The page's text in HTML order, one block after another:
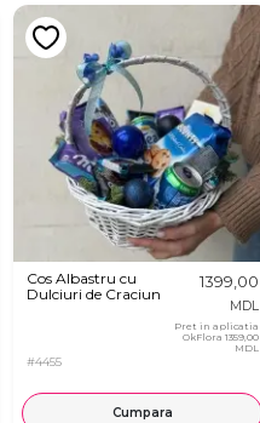
Cos Albastru cu
Dulciuri de Craciun
#4455
1399,00
MDL
Pret in aplicatia
OkFlora 1359,00
MDL
Cumpara